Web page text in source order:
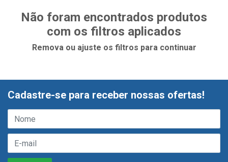
Não foram encontrados produtos
com os filtros aplicados
Remova ou ajuste os filtros para continuar
Cadastre-se para receber nossas ofertas!